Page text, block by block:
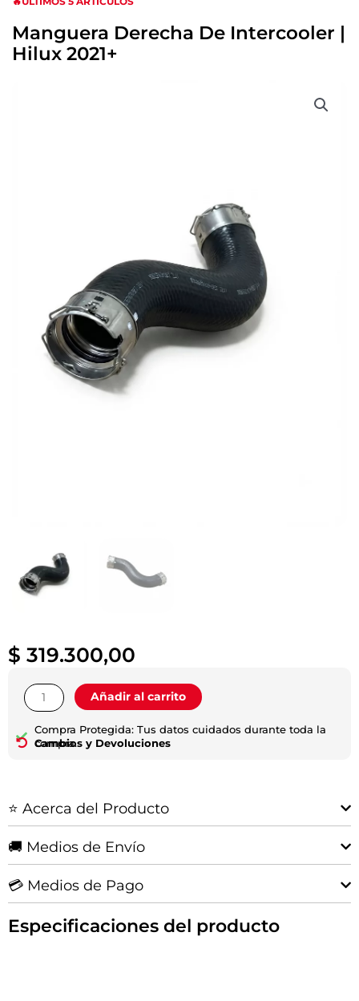
Manguera Derecha De Intercooler |
Hilux 2021+
$ 319.300,00
Manguera
Derecha
Intercooler
cantidad
Añadir al carrito
Compra Protegida: Tus datos cuidados durante toda la
compra.
Cambios y Devoluciones
⭐ Acerca del Producto
🚚 Medios de Envío
💳 Medios de Pago
Especificaciones del producto